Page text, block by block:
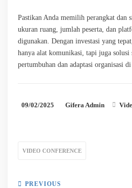
Pastikan Anda memilih perangkat dan
ukuran ruang, jumlah peserta, dan
digunakan. Dengan investasi yang
hanya alat komunikasi, tapi juga solusi
pertumbuhan dan adaptasi organisasi di
09/02/2025 Gifera Admin
VIDEO CONFERENCE
PREVIOUS